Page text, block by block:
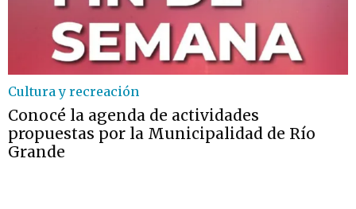
Cultura y recreación
Conocé la agenda de actividades
propuestas por la Municipalidad de Río
Grande